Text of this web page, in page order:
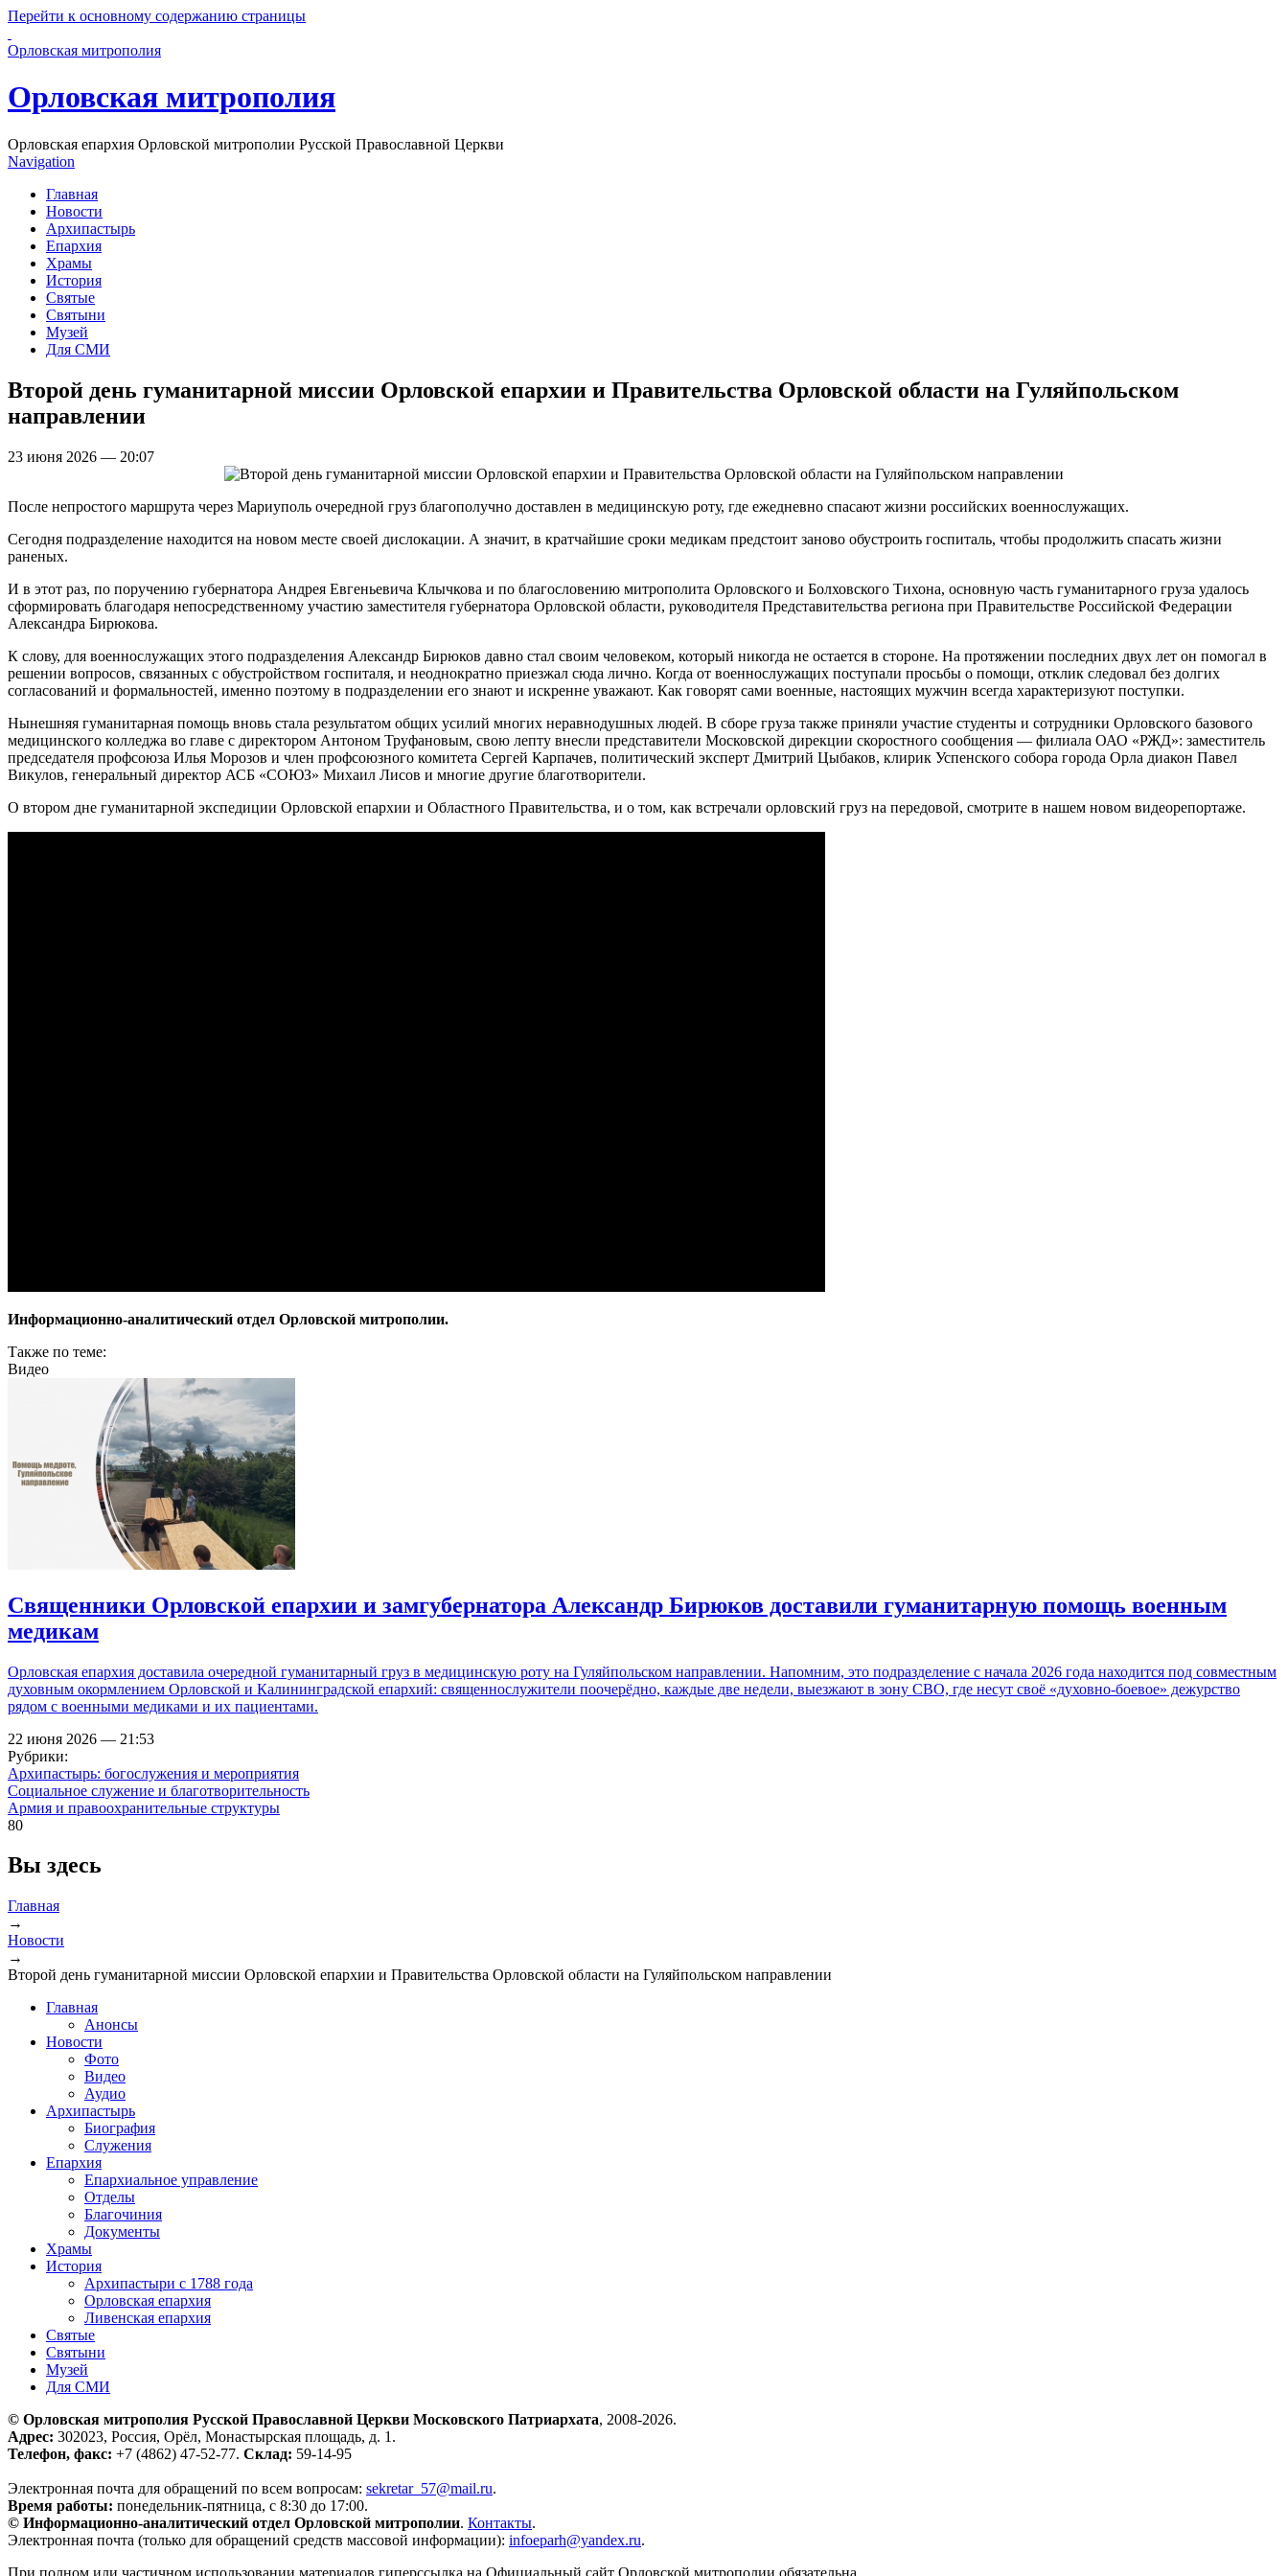
Перейти к основному содержанию страницы
Орловская митрополия
Орловская митрополия
Орловская епархия Орловской митрополии Русской Православной Церкви
Navigation
Главная
Новости
Архипастырь
Епархия
Храмы
История
Святые
Святыни
Музей
Для СМИ
Второй день гуманитарной миссии Орловской епархии и Правительства Орловской области на Гуляйпольском
направлении
23 июня 2026 — 20:07
После непростого маршрута через Мариуполь очередной груз благополучно доставлен в медицинскую роту, где ежедневно спасают жизни российских военнослужащих.
Сегодня подразделение находится на новом месте своей дислокации. А значит, в кратчайшие сроки медикам предстоит заново обустроить госпиталь, чтобы продолжить спасать жизни
раненых.
И в этот раз, по поручению губернатора Андрея Евгеньевича Клычкова и по благословению митрополита Орловского и Болховского Тихона, основную часть гуманитарного груза удалось
сформировать благодаря непосредственному участию заместителя губернатора Орловской области, руководителя Представительства региона при Правительстве Российской Федерации
Александра Бирюкова.
К слову, для военнослужащих этого подразделения Александр Бирюков давно стал своим человеком, который никогда не остается в стороне. На протяжении последних двух лет он помогал в
решении вопросов, связанных с обустройством госпиталя, и неоднократно приезжал сюда лично. Когда от военнослужащих поступали просьбы о помощи, отклик следовал без долгих
согласований и формальностей, именно поэтому в подразделении его знают и искренне уважают. Как говорят сами военные, настоящих мужчин всегда характеризуют поступки.
Нынешняя гуманитарная помощь вновь стала результатом общих усилий многих неравнодушных людей. В сборе груза также приняли участие студенты и сотрудники Орловского базового
медицинского колледжа во главе с директором Антоном Труфановым, свою лепту внесли представители Московской дирекции скоростного сообщения — филиала ОАО «РЖД»: заместитель
председателя профсоюза Илья Морозов и член профсоюзного комитета Сергей Карпачев, политический эксперт Дмитрий Цыбаков, клирик Успенского собора города Орла диакон Павел
Викулов, генеральный директор АСБ «СОЮЗ» Михаил Лисов и многие другие благотворители.
О втором дне гуманитарной экспедиции Орловской епархии и Областного Правительства, и о том, как встречали орловский груз на передовой, смотрите в нашем новом видеорепортаже.
Информационно-аналитический отдел Орловской митрополии.
Также по теме:
Видео
Священники Орловской епархии и замгубернатора Александр Бирюков доставили гуманитарную помощь военным
медикам
Орловская епархия доставила очередной гуманитарный груз в медицинскую роту на Гуляйпольском направлении. Напомним, это подразделение с начала 2026 года находится под совместным
духовным окормлением Орловской и Калининградской епархий: священнослужители поочерёдно, каждые две недели, выезжают в зону СВО, где несут своё «духовно-боевое» дежурство
рядом с военными медиками и их пациентами.
22 июня 2026 — 21:53
Рубрики:
Архипастырь: богослужения и мероприятия
Социальное служение и благотворительность
Армия и правоохранительные структуры
80
Вы здесь
Главная
→
Новости
→
Второй день гуманитарной миссии Орловской епархии и Правительства Орловской области на Гуляйпольском направлении
Главная
Анонсы
Новости
Фото
Видео
Аудио
Архипастырь
Биография
Служения
Епархия
Епархиальное управление
Отделы
Благочиния
Документы
Храмы
История
Архипастыри с 1788 года
Орловская епархия
Ливенская епархия
Святые
Святыни
Музей
Для СМИ
© Орловская митрополия Русской Православной Церкви Московского Патриархата, 2008-2026.
Адрес: 302023, Россия, Орёл, Монастырская площадь, д. 1.
Телефон, факс: +7 (4862) 47-52-77. Склад: 59-14-95
Электронная почта для обращений по всем вопросам: sekretar_57@mail.ru.
Время работы: понедельник-пятница, с 8:30 до 17:00.
© Информационно-аналитический отдел Орловской митрополии. Контакты.
Электронная почта (только для обращений средств массовой информации): infoeparh@yandex.ru.